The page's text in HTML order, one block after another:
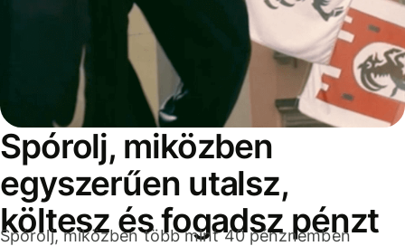
Spórolj, miközben
egyszerűen utalsz,
költesz és fogadsz pénzt
Spórolj, miközben több mint 40 pénznemben